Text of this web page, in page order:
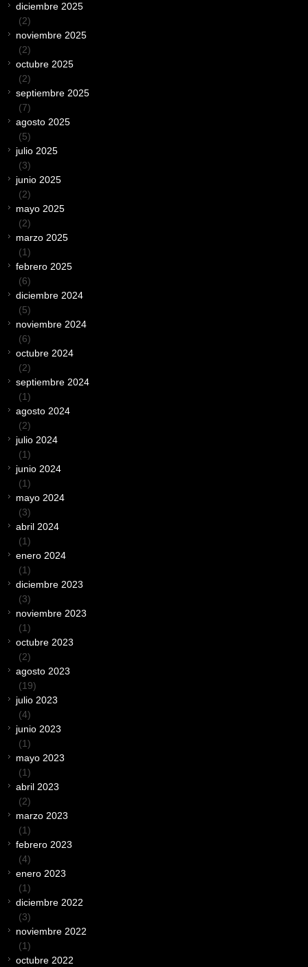
diciembre 2025
(2)
noviembre 2025
(2)
octubre 2025
(2)
septiembre 2025
(7)
agosto 2025
(5)
julio 2025
(3)
junio 2025
(2)
mayo 2025
(2)
marzo 2025
(1)
febrero 2025
(6)
diciembre 2024
(5)
noviembre 2024
(6)
octubre 2024
(2)
septiembre 2024
(1)
agosto 2024
(2)
julio 2024
(1)
junio 2024
(1)
mayo 2024
(3)
abril 2024
(1)
enero 2024
(1)
diciembre 2023
(3)
noviembre 2023
(1)
octubre 2023
(2)
agosto 2023
(19)
julio 2023
(4)
junio 2023
(1)
mayo 2023
(1)
abril 2023
(2)
marzo 2023
(1)
febrero 2023
(4)
enero 2023
(1)
diciembre 2022
(3)
noviembre 2022
(1)
octubre 2022